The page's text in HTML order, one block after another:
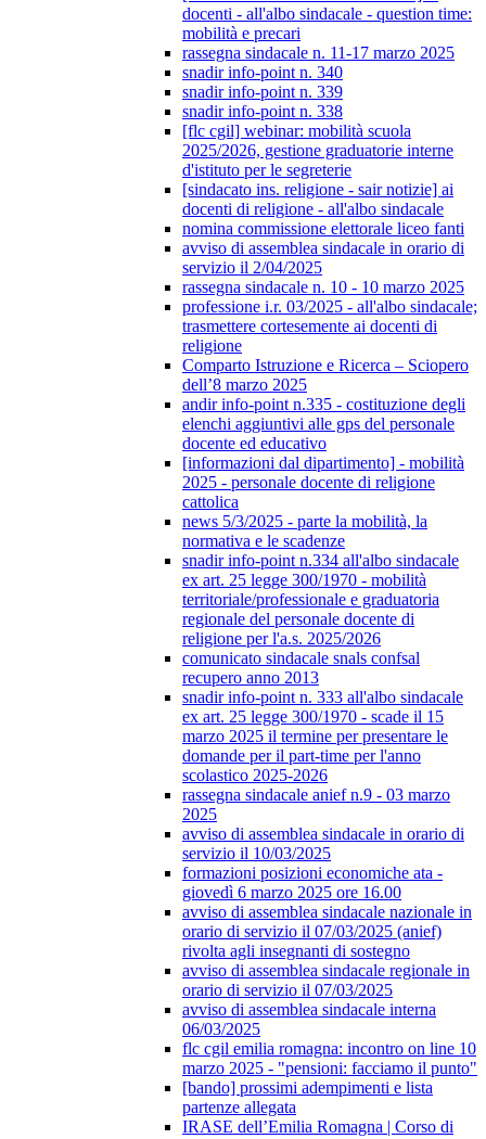
docenti - all'albo sindacale - question time:
mobilità e precari
rassegna sindacale n. 11-17 marzo 2025
snadir info-point n. 340
snadir info-point n. 339
snadir info-point n. 338
[flc cgil] webinar: mobilità scuola
2025/2026, gestione graduatorie interne
d'istituto per le segreterie
[sindacato ins. religione - sair notizie] ai
docenti di religione - all'albo sindacale
nomina commissione elettorale liceo fanti
avviso di assemblea sindacale in orario di
servizio il 2/04/2025
rassegna sindacale n. 10 - 10 marzo 2025
professione i.r. 03/2025 - all'albo sindacale;
trasmettere cortesemente ai docenti di
religione
Comparto Istruzione e Ricerca – Sciopero
dell’8 marzo 2025
andir info-point n.335 - costituzione degli
elenchi aggiuntivi alle gps del personale
docente ed educativo
[informazioni dal dipartimento] - mobilità
2025 - personale docente di religione
cattolica
news 5/3/2025 - parte la mobilità, la
normativa e le scadenze
snadir info-point n.334 all'albo sindacale
ex art. 25 legge 300/1970 - mobilità
territoriale/professionale e graduatoria
regionale del personale docente di
religione per l'a.s. 2025/2026
comunicato sindacale snals confsal
recupero anno 2013
snadir info-point n. 333 all'albo sindacale
ex art. 25 legge 300/1970 - scade il 15
marzo 2025 il termine per presentare le
domande per il part-time per l'anno
scolastico 2025-2026
rassegna sindacale anief n.9 - 03 marzo
2025
avviso di assemblea sindacale in orario di
servizio il 10/03/2025
formazioni posizioni economiche ata -
giovedì 6 marzo 2025 ore 16.00
avviso di assemblea sindacale nazionale in
orario di servizio il 07/03/2025 (anief)
rivolta agli insegnanti di sostegno
avviso di assemblea sindacale regionale in
orario di servizio il 07/03/2025
avviso di assemblea sindacale interna
06/03/2025
flc cgil emilia romagna: incontro on line 10
marzo 2025 - "pensioni: facciamo il punto"
[bando] prossimi adempimenti e lista
partenze allegata
IRASE dell’Emilia Romagna | Corso di